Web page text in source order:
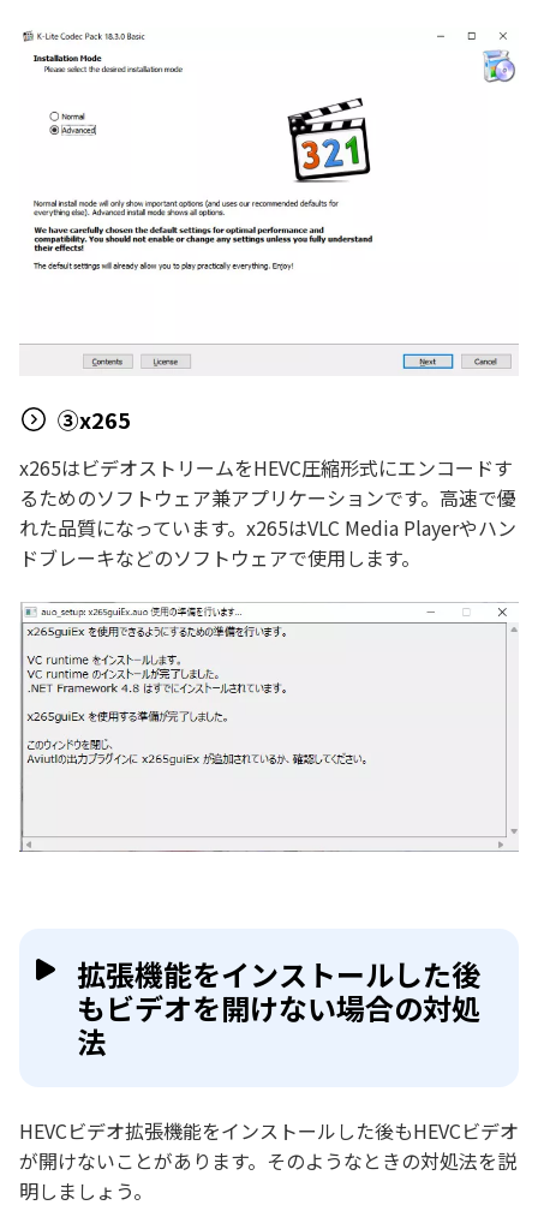
③x265
x265はビデオストリームをHEVC圧縮形式にエンコードす
るためのソフトウェア兼アプリケーションです。高速で優
れた品質になっています。x265はVLC Media Playerやハン
ドブレーキなどのソフトウェアで使用します。
拡張機能をインストールした後
もビデオを開けない場合の対処
法
HEVCビデオ拡張機能をインストールした後もHEVCビデオ
が開けないことがあります。そのようなときの対処法を説
明しましょう。